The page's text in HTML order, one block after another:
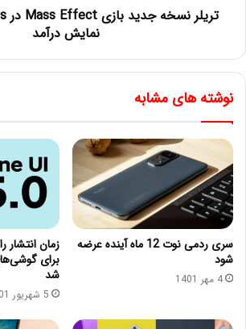
نمایش درآمد
نوشته های مشابه
سری ردمی نوت 12 ماه آینده عرضه
شود
4 مهر 1401
برای
شد
5 شهریور 1401